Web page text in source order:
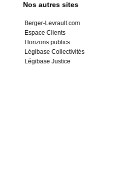
Nos autres sites
Berger-Levrault.com
Espace Clients
Horizons publics
Légibase Collectivités
Légibase Justice